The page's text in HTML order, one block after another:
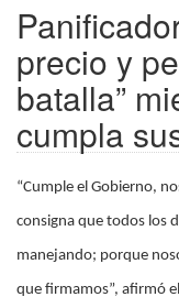
precio y
batalla”
cumpla
“Cumple el Gobierno,
consigna que todos los
manejando; porque
que firmamos”, afirmó